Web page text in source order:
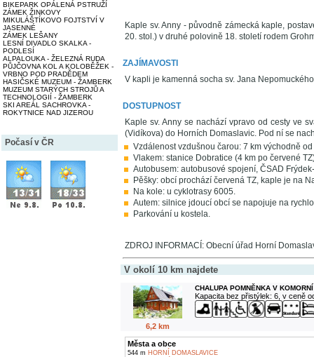
BIKEPARK OPÁLENÁ PSTRUŽÍ
ZÁMEK ŽINKOVY
MIKULÁŠTÍKOVO FOJTSTVÍ V
JASENNÉ
ZÁMEK LEŠANY
LESNÍ DIVADLO SKALKA -
PODLESÍ
ALPALOUKA - ŽELEZNÁ RUDA
PŮJČOVNA KOL A KOLOBĚŽEK -
VRBNO POD PRADĚDEM
HASIČSKÉ MUZEUM - ŽAMBERK
MUZEUM STARÝCH STROJŮ A
TECHNOLOGIÍ - ŽAMBERK
SKI AREÁL SACHROVKA -
ROKYTNICE NAD JIZEROU
Počasí v ČR
Kaple sv. Anny - původně zámecká kaple,
20. stol.) v druhé polovině 18. století rodem
ZAJÍMAVOSTI
V kapli je kamenná socha sv. Jana
DOSTUPNOST
Kaple sv. Anny se nachází vpravo od cesty ve
(Vidíkova) do Horních Domaslavic. Pod ní se
Vzdálenost vzdušnou čarou: 7 km východně
Vlakem: stanice Dobratice (4 km po červené
Autobusem: autobusové spojení, ČSAD
Pěšky: obcí prochází červená TZ, kaple je na
Na kole: u cyklotrasy 6005.
Autem: silnice jdoucí obcí se napojuje na
Parkování u kostela.
ZDROJ INFORMACÍ: Obecní úřad Horní
V okolí 10 km najdete
6,2 km
CHALUPA POMNĚNKA V
Kapacita bez přistýlek: 6, v ceně
Města a obce
544 m HORNÍ DOMASLAVICE